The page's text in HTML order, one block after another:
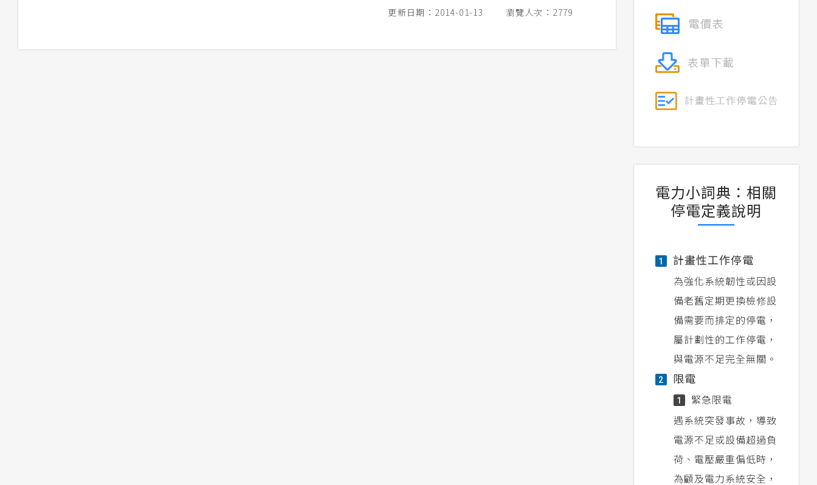
更新日期：2014-01-13 瀏覽人次：2779
電力小詞典：相關
停電定義說明
1 計畫性工作停電
為強化系統韌性或因設
備老舊定期更換檢修設
備需要而排定的停電，
屬計劃性的工作停電，
與電源不足完全無關。
2 限電
1
緊急限電
遇系統突發事故，導致
電源不足或設備超過負
荷、電壓嚴重偏低時，
為顧及電力系統安全，